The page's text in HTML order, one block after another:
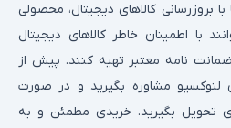
با بروزرسانی کالاهای دیجیتال، محصولی
با اطمینان خاطر کالاهای دیجیتال
نامه معتبر تهیه کنند. پیش از
لنوکسیو مشاوره بگیرید و در صورت
تحویل بگیرید. خریدی مطمئن و به